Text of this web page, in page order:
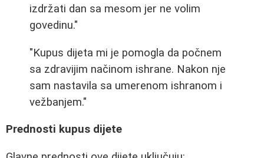
izdržati dan sa mesom jer ne volim
govedinu."
"Kupus dijeta mi je pomogla da počnem
sa zdravijim načinom ishrane. Nakon nje
sam nastavila sa umerenom ishranom i
vežbanjem."
Prednosti kupus dijete